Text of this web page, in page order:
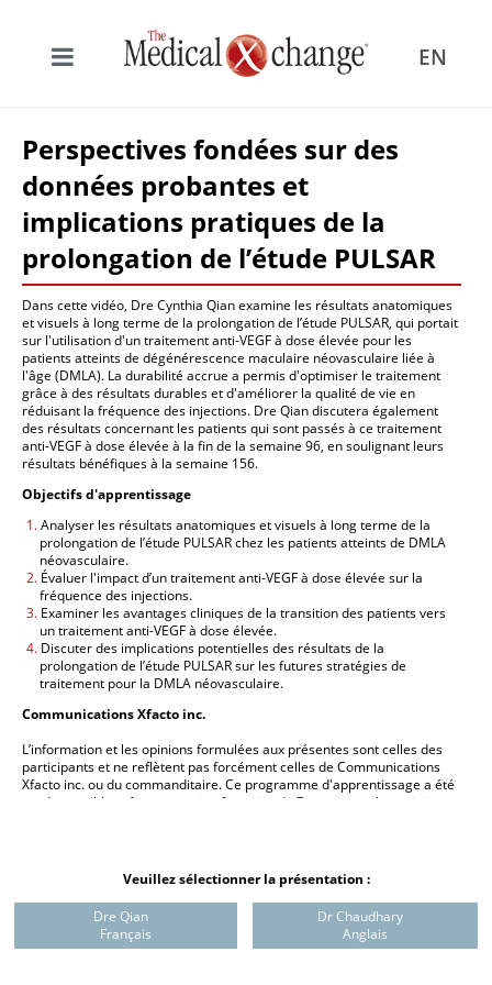
EN
Perspectives fondées sur des
données probantes et
implications pratiques de la
prolongation de l’étude PULSAR
Dans cette vidéo, Dre Cynthia Qian examine les résultats anatomiques
et visuels à long terme de la prolongation de l’étude PULSAR, qui portait
sur l'utilisation d'un traitement anti-VEGF à dose élevée pour les
patients atteints de dégénérescence maculaire néovasculaire liée à
l'âge (DMLA). La durabilité accrue a permis d'optimiser le traitement
grâce à des résultats durables et d'améliorer la qualité de vie en
réduisant la fréquence des injections. Dre Qian discutera également
des résultats concernant les patients qui sont passés à ce traitement
anti-VEGF à dose élevée à la fin de la semaine 96, en soulignant leurs
résultats bénéfiques à la semaine 156.
Objectifs d'apprentissage
Analyser les résultats anatomiques et visuels à long terme de la
prolongation de l’étude PULSAR chez les patients atteints de DMLA
néovasculaire.​
Évaluer l'impact d’un traitement anti-VEGF à dose élevée sur la
fréquence des injections.
Examiner les avantages cliniques de la transition des patients vers
un traitement anti-VEGF à dose élevée.
Discuter des implications potentielles des résultats de la
prolongation de l’étude PULSAR sur les futures stratégies de
traitement pour la DMLA néovasculaire.
Communications Xfacto inc.
L’information et les opinions formulées aux présentes sont celles des
participants et ne reflètent pas forcément celles de Communications
Xfacto inc. ou du commanditaire. Ce programme d'apprentissage a été
rendu possible grâce au soutien financier de Bayer inc. et les opinions
des fins didactiques et son contenu ne doit pas être vu comme faisant la
promotion de quelque produit, mode d’utilisation ou schéma
posologique que ce soit. Avant de prescrire un médicament, les
médecins sont tenus de consulter la monographie du produit en
Veuillez sélectionner la présentation :
Dre Qian
Français
Dr Chaudhary
Anglais